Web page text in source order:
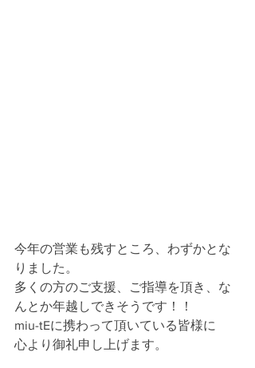
今年の営業も残すところ、わずかとな
りました。
多くの方のご支援、ご指導を頂き、な
んとか年越しできそうです！！
miu-tEに携わって頂いている皆様に
心より御礼申し上げます。